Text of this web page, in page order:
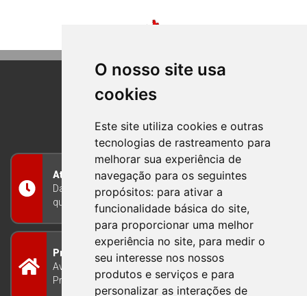
O nosso site usa
cookies
Este site utiliza cookies e outras
tecnologias de rastreamento para
melhorar sua experiência de
navegação para os seguintes
propósitos: para ativar a
funcionalidade básica do site,
para proporcionar uma melhor
experiência no site, para medir o
seu interesse nos nossos
produtos e serviços e para
personalizar as interações de
BOM PRINCIPIO
RIO GRANDE DO SUL
Atendimento
Das 8h às 12h e das 13h às 17h30, de segunda a
quinta-feira, e nas sextas-feiras das 7h às 13h
Prefeitura Municipal
Avenida Guilherme Winter 65 - Centro Bom
Princípio/RS - Brasil CEP 95765-000